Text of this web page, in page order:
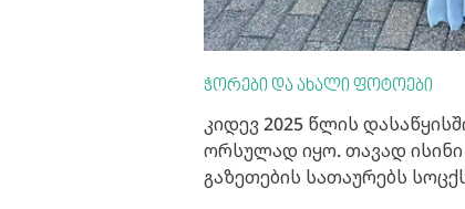
ჭორები და ახალი ფოტოები
კიდევ 2025 წლის
ორსულად იყო. თავად ისინი
გაზეთების სათაურებს